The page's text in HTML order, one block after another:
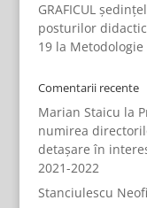
GRAFICUL
posturilor
19 la Metodologie
Comentarii recente
Marian Staicu la
numirea
detașare în
2021-2022
Stanciulescu